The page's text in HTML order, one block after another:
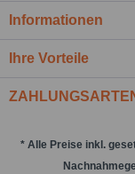
Nachricht
Informationen
Ihre Vorteile
* Alle Preise inkl.